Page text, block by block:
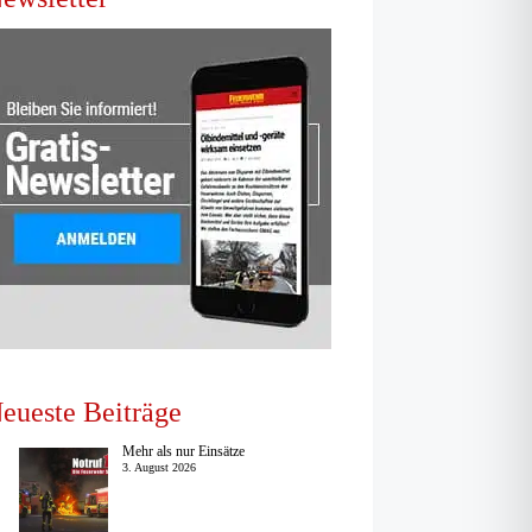
Beiträge
Mehr als nur Einsätze
3. August 2026